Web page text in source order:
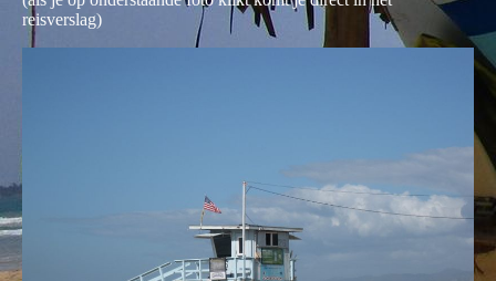
reisverslag)